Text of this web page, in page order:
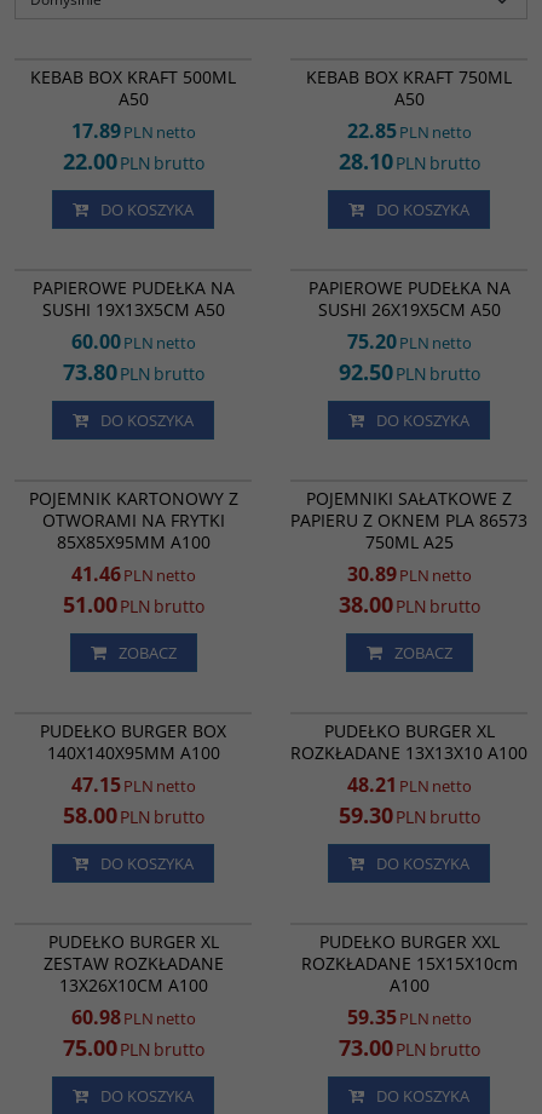
KEBAB BOX KRAFT 500ML
A50
17.89PLN netto
22.00PLN brutto
DO KOSZYKA
KEBAB BOX KRAFT 750ML
A50
22.85PLN netto
28.10PLN brutto
DO KOSZYKA
PAPIEROWE PUDEŁKA NA
SUSHI 19X13X5CM A50
60.00PLN netto
73.80PLN brutto
DO KOSZYKA
PAPIEROWE PUDEŁKA NA
SUSHI 26X19X5CM A50
75.20PLN netto
92.50PLN brutto
DO KOSZYKA
PROMOCJA
POJEMNIK KARTONOWY Z
OTWORAMI NA FRYTKI
85X85X95MM A100
41.46PLN netto
51.00PLN brutto
ZOBACZ
PROMOCJA
Z OKNEM PLA 86573 750ML A25
POJEMNIKI SAŁATKOWE Z
PAPIERU Z OKNEM PLA 86573
750ML A25
30.89PLN netto
38.00PLN brutto
ZOBACZ
PROMOCJA
BEZ DRUKU A100
PUDEŁKO BURGER BOX
140X140X95MM A100
47.15PLN netto
58.00PLN brutto
DO KOSZYKA
PROMOCJA
PUDEŁKO BURGER XL
ROZKŁADANE 13X13X10 A100
48.21 PLN netto
59.30PLN brutto
DO KOSZYKA
PROMOCJA
PUDEŁKO BURGER XL
ZESTAW ROZKŁADANE
13X26X10CM A100
60.98PLN netto
75.00PLN brutto
DO KOSZYKA
PROMOCJA
PUDEŁKO BURGER XXL
ROZKŁADANE 15X15X10cm
A100
59.35PLN netto
73.00PLN brutto
DO KOSZYKA